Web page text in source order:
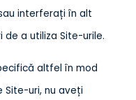
interferați în alt
a utiliza Site-urile.
altfel în mod
Site-uri, nu aveți